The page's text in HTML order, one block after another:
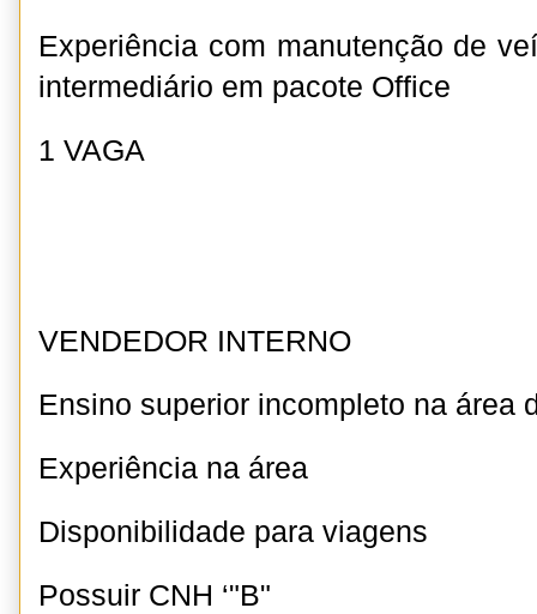
Experiência com manutenção de
intermediário em pacote Office
1 VAGA
VENDEDOR INTERNO
Ensino superior incompleto na área
Experiência na área
Disponibilidade para viagens
Possuir CNH ‘"B"